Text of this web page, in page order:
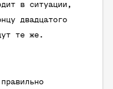
в ситуации,
двадцатого
те же.